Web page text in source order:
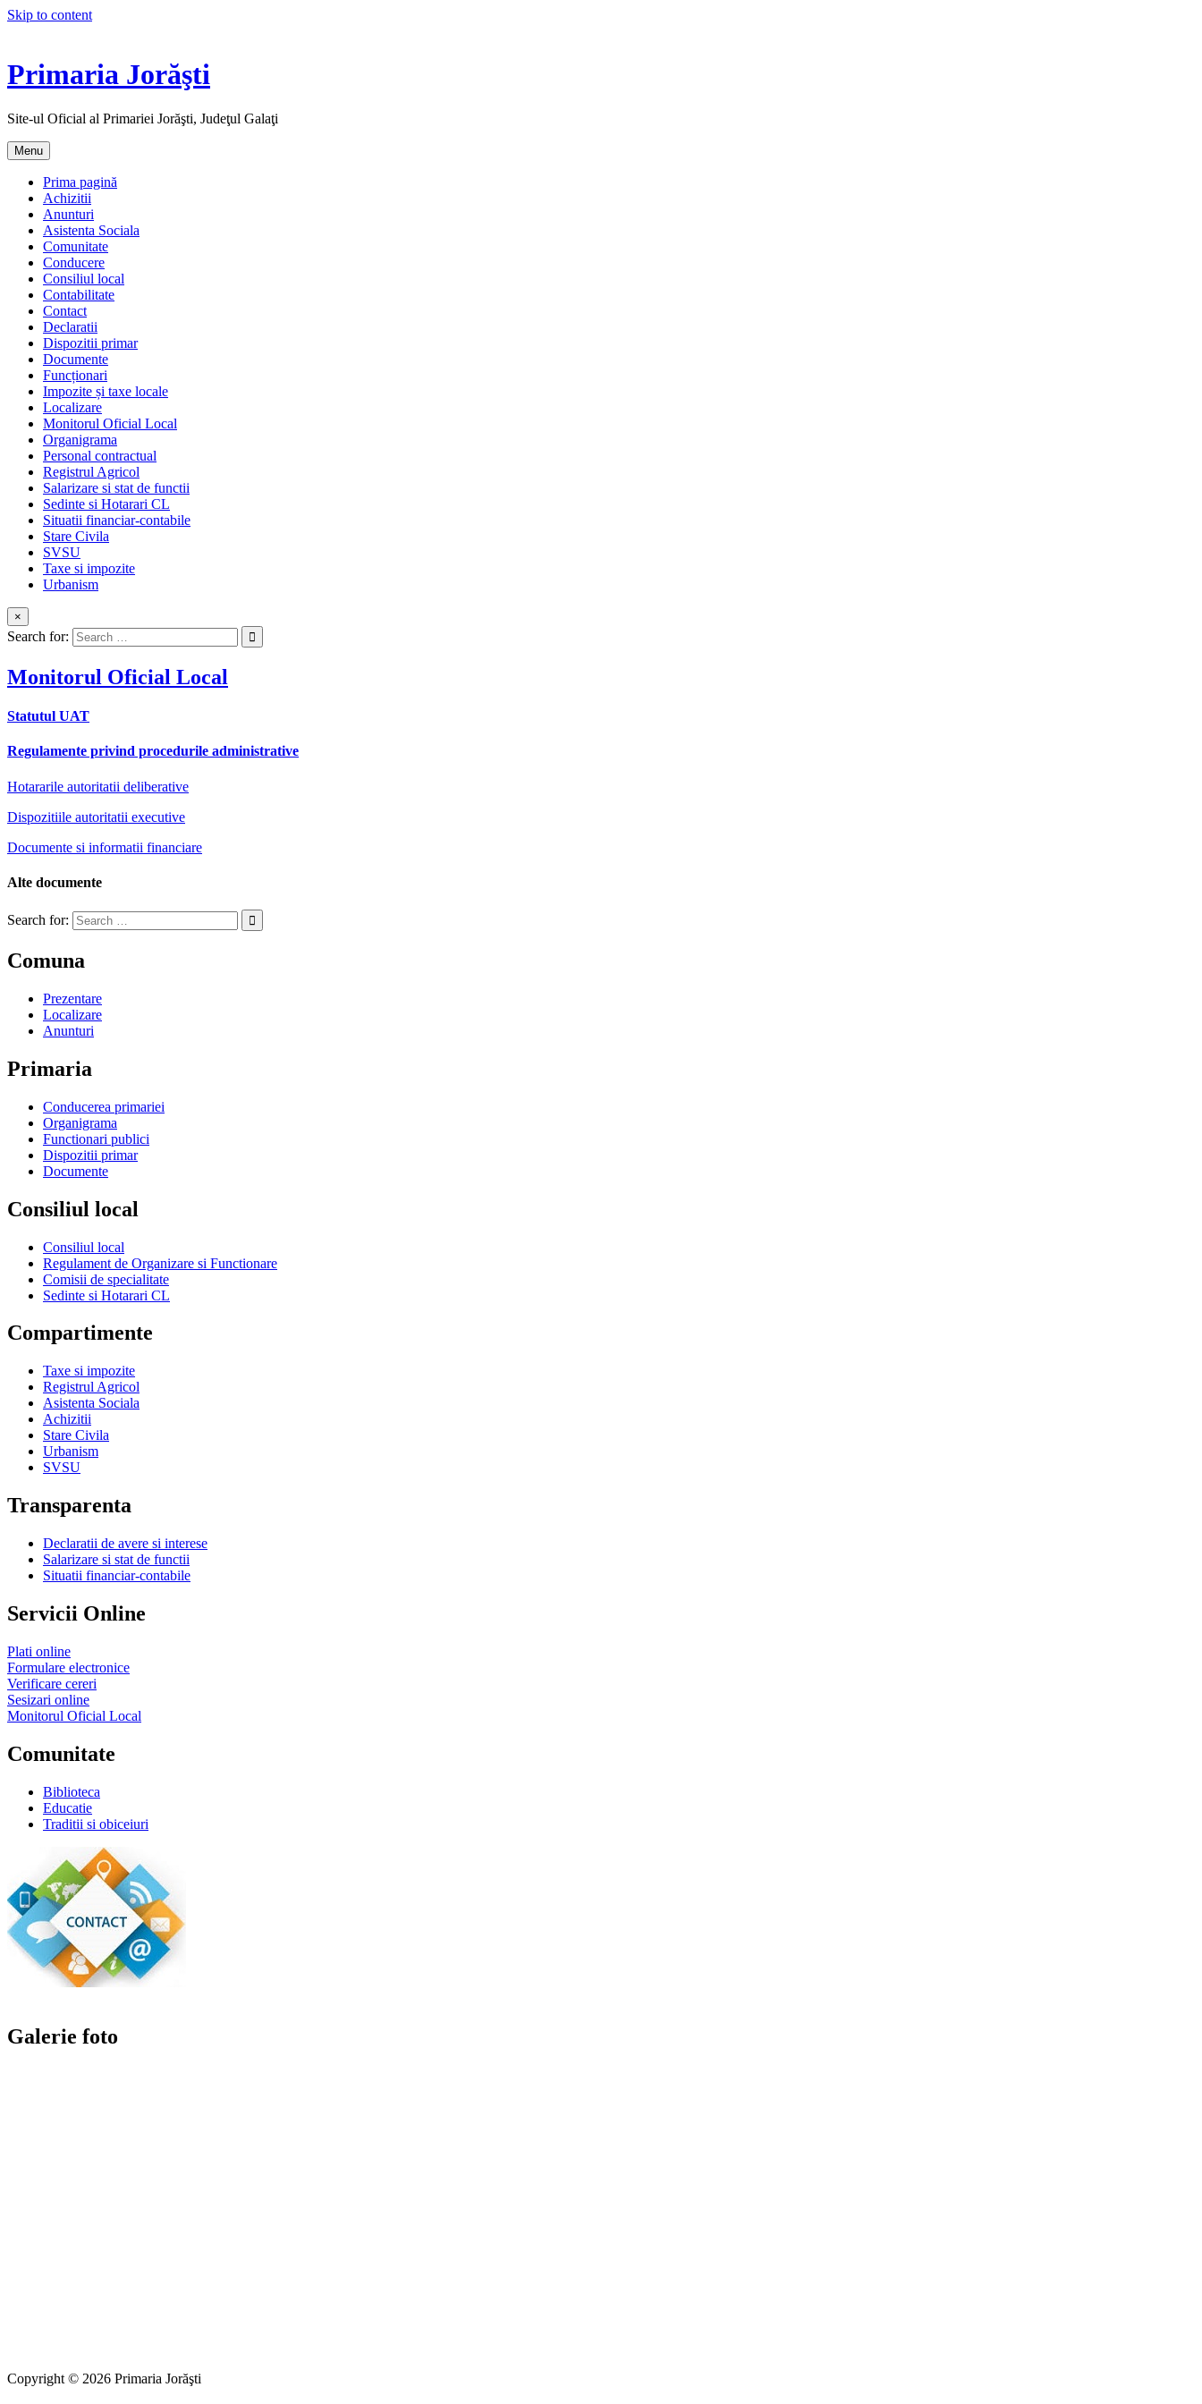
Skip to content
Primaria Jorăşti
Site-ul Oficial al Primariei Jorăşti, Judeţul Galaţi
Menu
Prima pagină
Achizitii
Anunturi
Asistenta Sociala
Comunitate
Conducere
Consiliul local
Contabilitate
Contact
Declaratii
Dispozitii primar
Documente
Funcționari
Impozite și taxe locale
Localizare
Monitorul Oficial Local
Organigrama
Personal contractual
Registrul Agricol
Salarizare si stat de functii
Sedinte si Hotarari CL
Situatii financiar-contabile
Stare Civila
SVSU
Taxe si impozite
Urbanism
×
Search for:
Monitorul Oficial Local
Statutul UAT
Regulamente privind procedurile administrative
Hotararile autoritatii deliberative
Dispozitiile autoritatii executive
Documente si informatii financiare
Alte documente
Search for:
Comuna
Prezentare
Localizare
Anunturi
Primaria
Conducerea primariei
Organigrama
Functionari publici
Dispozitii primar
Documente
Consiliul local
Consiliul local
Regulament de Organizare si Functionare
Comisii de specialitate
Sedinte si Hotarari CL
Compartimente
Taxe si impozite
Registrul Agricol
Asistenta Sociala
Achizitii
Stare Civila
Urbanism
SVSU
Transparenta
Declaratii de avere si interese
Salarizare si stat de functii
Situatii financiar-contabile
Servicii Online
Plati online
Formulare electronice
Verificare cereri
Sesizari online
Monitorul Oficial Local
Comunitate
Biblioteca
Educatie
Traditii si obiceiuri
Galerie foto
Copyright © 2026 Primaria Jorăşti